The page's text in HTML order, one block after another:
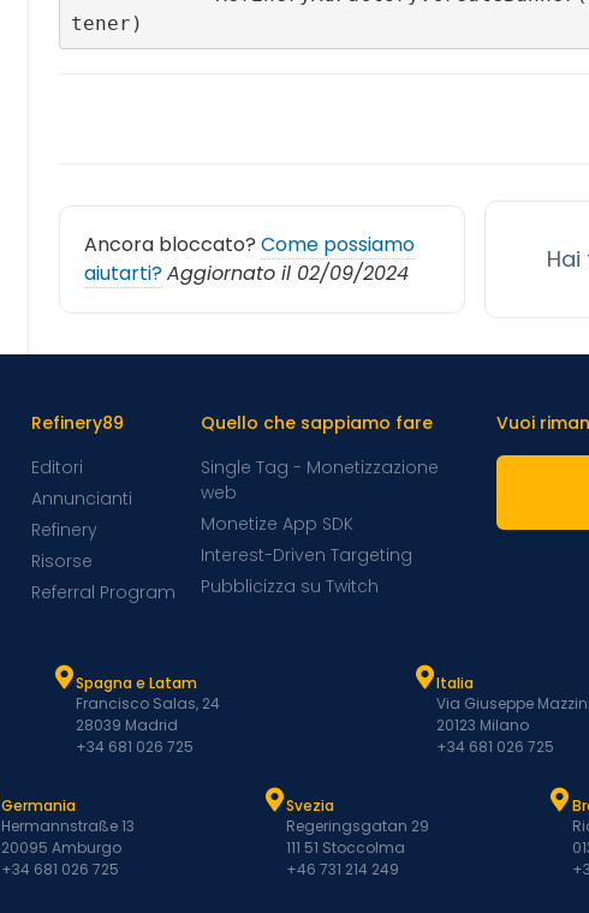
Ancora bloccato? Come possiamo
aiutarti?Aggiornato il 02/09/2024
Refinery89
Editori
Annuncianti
Refinery
Risorse
Referral Program
Quello che sappiamo fare
Single Tag - Monetizzazione
web
Monetize App SDK
Interest-Driven Targeting
Pubblicizza su Twitch
Vuoi
Spagna e Latam
Francisco Salas, 24
28039 Madrid
+34 681 026 725
Italia
Via Giuseppe
20123 Milano
+34 681 026 725
Germania
Hermannstraße 13
20095 Amburgo
+34 681 026 725
Svezia
Regeringsgatan 29
111 51 Stoccolma
+46 731 214 249